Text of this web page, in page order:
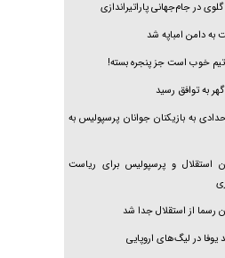
در جام‌جهانی پاراتیراندازی
به دامن امباپه شد
تیم خوب است جز پنجره بسته!
به توافق رسید
به بازیکنان جوانان پرسپولیس به
استقلال و پرسپولیس برای ریاست
رسما از استقلال جدا شد
یوفا در لیگ‌های اروپایی